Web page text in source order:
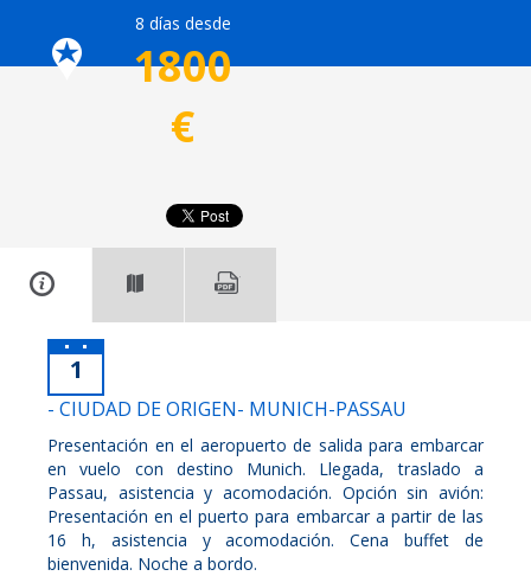
8 días desde
1800
€
1
- CIUDAD DE ORIGEN- MUNICH-PASSAU
Presentación en el aeropuerto de salida para embarcar
en vuelo con destino Munich. Llegada, traslado a
Passau, asistencia y acomodación. Opción sin avión:
Presentación en el puerto para embarcar a partir de las
16 h, asistencia y acomodación. Cena buffet de
bienvenida. Noche a bordo.